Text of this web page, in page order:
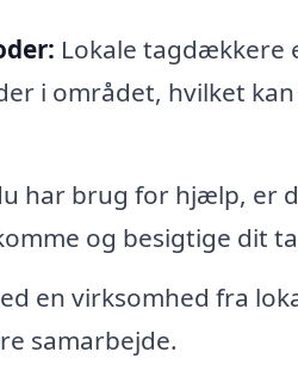
Lokale tagdækkere
i området, hvilket
har brug for hjælp, er
og besigtige dit
en virksomhed fra
samarbejde.